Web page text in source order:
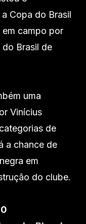
Copa do Brasil
campo por
Brasil de
uma
Vinícius
de
a chance de
em
do clube.